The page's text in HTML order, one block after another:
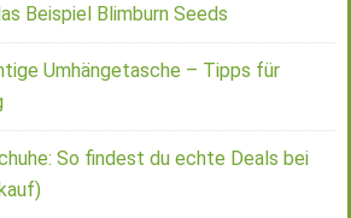
Beispiel Blimburn Seeds
Umhängetasche – Tipps für
So findest du echte Deals bei